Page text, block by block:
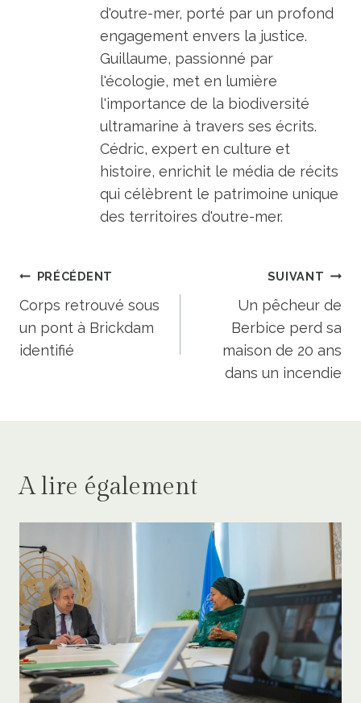
d'outre-mer, porté par un profond
engagement envers la justice.
Guillaume, passionné par
l'écologie, met en lumière
l'importance de la biodiversité
ultramarine à travers ses écrits.
Cédric, expert en culture et
histoire, enrichit le média de récits
qui célèbrent le patrimoine unique
des territoires d'outre-mer.
Navigation
de
l’article
PRÉCÉDENT
Corps retrouvé sous
un pont à Brickdam
identifié
SUIVANT
Un pêcheur de
Berbice perd sa
maison de 20 ans
dans un incendie
A lire également